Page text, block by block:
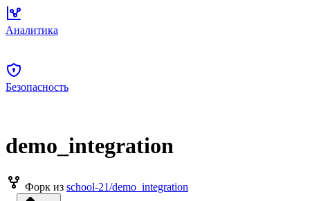
Аналитика
Безопасность
demo_integration
Форк из school-21/demo_integration